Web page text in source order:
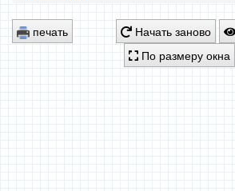
печать Начать заново
По размеру окна